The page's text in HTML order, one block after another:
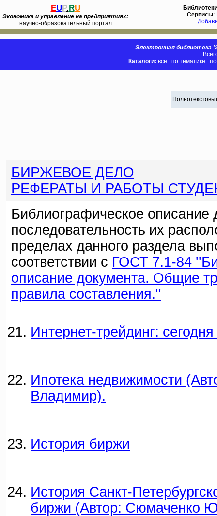
EUP.RU
Экономика и управление на предприятиях:
научно-образовательный портал
Библиотеки
Сервисы:
Электронная библиотека
Каталоги: все : по тематике :
БИРЖЕВОЕ ДЕЛО
РЕФЕРАТЫ И РАБОТЫ
Библиографическое описание
последовательность их
пределах данного раздела
соответствии с ГОСТ 7.1-84
описание документа. Общие
правила составления.''
Интернет-трейдинг: сегодня
Ипотека недвижимости
Владимир).
История биржи
История Санкт-
биржи (Автор: Сюмаченко